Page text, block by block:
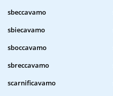
sbeccavamo
sbiecavamo
sboccavamo
sbreccavamo
scarnificavamo